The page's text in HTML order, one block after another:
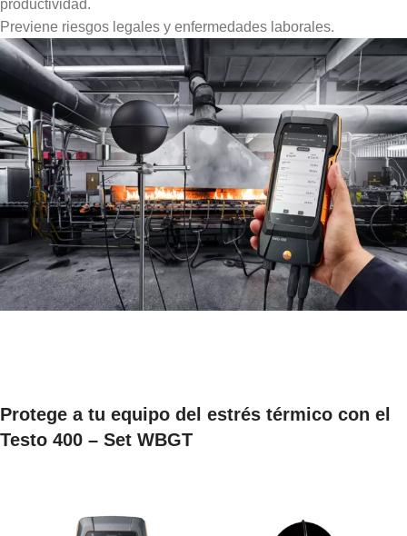
productividad.
Previene riesgos legales y enfermedades laborales.
Protege a tu equipo del estrés térmico con el
Testo 400 – Set WBGT